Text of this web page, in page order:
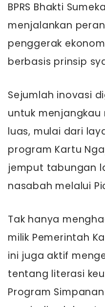
BPRS Bhakti
menjalankan
penggerak
berbasis prinsip
Sejumlah inovasi
untuk
luas, mulai dari
program Kartu
jemput tabungan
nasabah melalui
Tak hanya
milik Pemerintah
ini juga aktif
tentang literasi
Program Simpanan